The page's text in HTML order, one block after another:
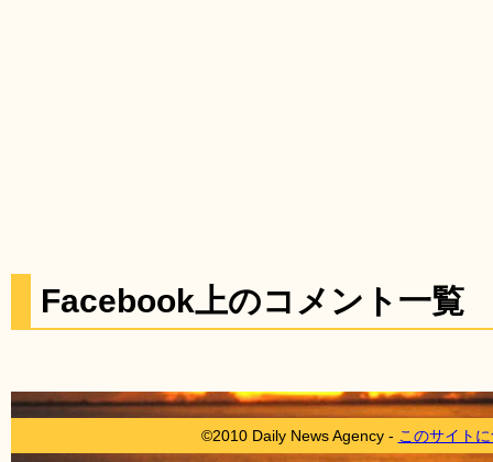
Facebook上のコメント一覧
©2010 Daily News Agency - このサイト